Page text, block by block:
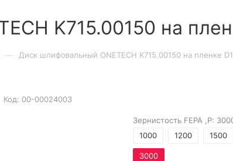
K715.00150 на
— Диск шлифовальный ONETECH K715.00150 на пленке
Код: 00-00024003
Зернистость FEPA ,P:
1000
1200 1500
3000